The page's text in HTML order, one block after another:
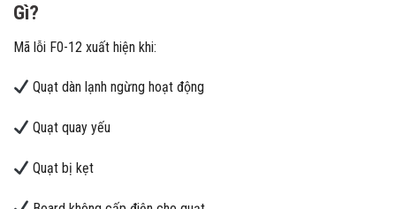
Gì?
Mã lỗi F0-12 xuất hiện khi:
Quạt dàn lạnh ngừng hoạt động
Quạt quay yếu
Quạt bị kẹt